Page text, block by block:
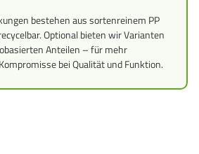
bestehen aus sortenreinem PP
Optional bieten wir Varianten
Anteilen – für mehr
bei Qualität und Funktion.